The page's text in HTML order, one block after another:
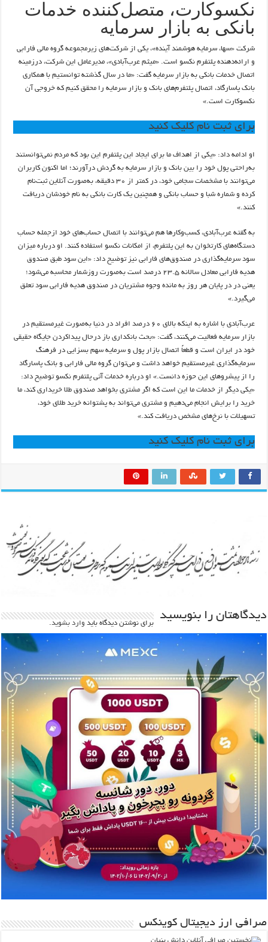
نکسوکارت، متصل‌کننده خدمات
بانکی به بازار سرمایه
شرکت «سها، سرمایه هوشمند آینده»، یکی از شرکت‌های زیرمجموعه گروه مالی فارابی
و ارائه‌دهنده پلتفرم نکسو است. «میثم عرب‌آبادی»، مدیرعامل این شرکت، در‌زمینه
اتصال خدمات بانکی به بازار سرمایه گفت: «ما در سال گذشته توانستیم با همکاری
بانک پاسارگاد، اتصال پلتفرم‌های بانک و بازار سرمایه را محقق کنیم که خروجی آن
نکسوکارت است.»
برای ثبت نام کلیک کنید
او ادامه داد: «یکی از اهداف ما برای ایجاد این پلتفرم این بود که مردم نمی‌توانستند
به‌راحتی پول خود را بین بانک و بازار سرمایه به گردش درآورند؛ اما اکنون کاربران
می‌توانند با مشخصات سجامی خود، در کمتر از ۳۰ دقیقه، به‌صورت آنلاین ثبت‌نام
کرده و شماره شبا و حساب بانکی و همچنین یک کارت بانکی به نام خودشان دریافت
کنند.»
به گفته عرب‌آبادی، کسب‌وکارها هم می‌توانند با اتصال حساب‌های خود ازجمله حساب
دستگاه‌های کارتخوان به این پلتفرم، از امکانات نکسو استفاده کنند. او درباره میزان
سود سرمایه‌گذاری در صندوق‌های فارابی نیز توضیح داد: «این سود طبق صندوق
هدیه فارابی معادل سالانه ۲۳.۵ درصد است به‌صورت روزشمار محاسبه می‌شود؛
یعنی در در پایان هر روز به مانده وجوه مشتریان در صندوق هدیه فارابی سود تعلق
می‌گیرد.»
عرب‌آبادی با اشاره به اینکه بالای ۶۰ درصد افراد در دنیا به‌صورت غیرمستقیم در
بازار سرمایه فعالیت می‌کنند، گفت: «بحث بانکداری باز درحال پیدا‌کردن جایگاه حقیقی
خود در ایران است و قطعاً اتصال بازار پول و سرمایه سهم بسزایی در فرهنگ
سرمایه‌گذاری غیرمستقیم خواهد داشت و می‌توان گروه مالی فارابی و بانک پاسارگاد
را از پیشروهای این حوزه دانست.» او درباره خدمات آتی پلتفرم نکسو توضیح داد:
«یکی دیگر از خدمات ما این است که اگر مشتری بخواهد صندوق طلا خریداری کند، ما
خرید را برایش انجام می‌دهیم و مشتری می‌تواند به پشتوانه خرید طلای خود،
تسهیلات با نرخ‌های مشخص دریافت کند.»
برای ثبت نام کلیک کنید
دیدگاهتان را بنویسید
برای نوشتن دیدگاه باید وارد بشوید.
صرافی ارز دیجیتال کوینکس